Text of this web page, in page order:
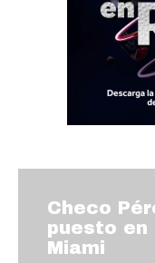
Checo
puesto en
Miami